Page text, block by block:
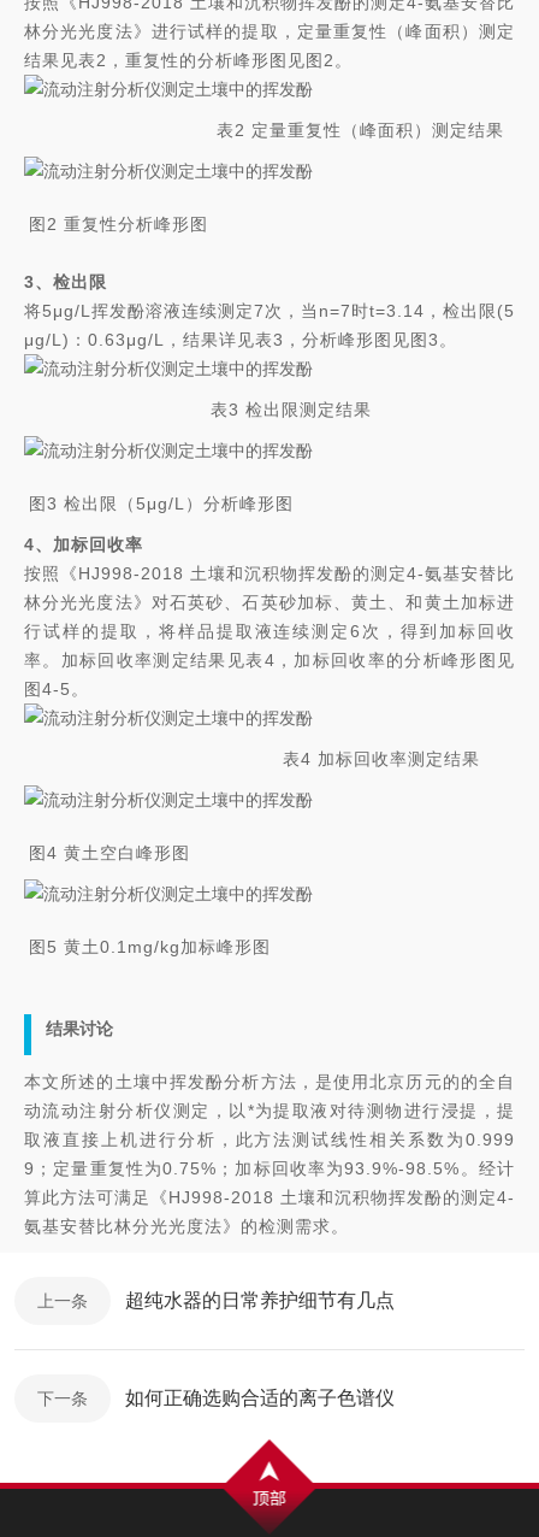
林分光光度法》进行试样的提取，定量重复性（峰面积）测定
结果见表2，重复性的分析峰形图见图2。
表2 定量重复性（峰面积）测定结果
图2 重复性分析峰形图
3、检出限
将5μg/L挥发酚溶液连续测定7次，当n=7时t=3.14，检出限(5
μg/L)：0.63μg/L，结果详见表3，分析峰形图见图3。
表3 检出限测定结果
图3 检出限（5μg/L）分析峰形图
4、加标回收率
按照《HJ998-2018 土壤和沉积物挥发酚的测定4-氨基安替比
林分光光度法》对石英砂、石英砂加标、黄土、和黄土加标进
行试样的提取，将样品提取液连续测定6次，得到加标回收
率。加标回收率测定结果见表4，加标回收率的分析峰形图见
图4-5。
表4 加标回收率测定结果
图4 黄土空白峰形图
图5 黄土0.1mg/kg加标峰形图
结果讨论
本文所述的土壤中挥发酚分析方法，是使用北京历元的的全自
动流动注射分析仪测定，以*为提取液对待测物进行浸提，提
取液直接上机进行分析，此方法测试线性相关系数为0.999
9；定量重复性为0.75%；加标回收率为93.9%-98.5%。经计
算此方法可满足《HJ998-2018 土壤和沉积物挥发酚的测定4-
氨基安替比林分光光度法》的检测需求。
上一条 超纯水器的日常养护细节有几点
下一条 如何正确选购合适的离子色谱仪